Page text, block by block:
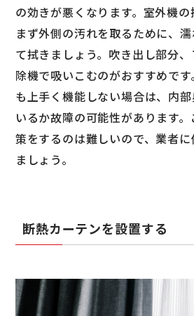
の効きが悪くなります。室外機の
まず外側の汚れを取るために、
て拭きましょう。吹き出し部分
除機で吸いこむのがおすすめで
も上手く機能しない場合は、内
いるか故障の可能性があります
策をするのは難しいので、業者
ましょう。
断熱カーテンを設置する